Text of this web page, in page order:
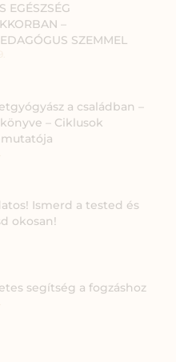
EGÉSZSÉG
–
SZEMMEL
a családban –
– Ciklusok
Ismerd a tested és
okosan!
segítség a fogzáshoz